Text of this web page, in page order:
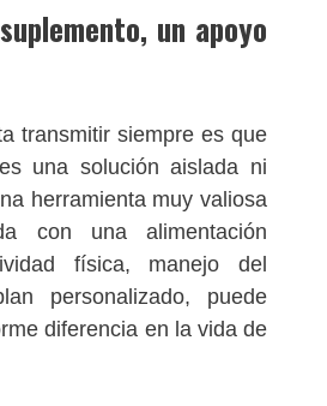
un apoyo
transmitir siempre es que
una solución aislada ni
herramienta muy valiosa
con una alimentación
física, manejo del
personalizado, puede
diferencia en la vida de